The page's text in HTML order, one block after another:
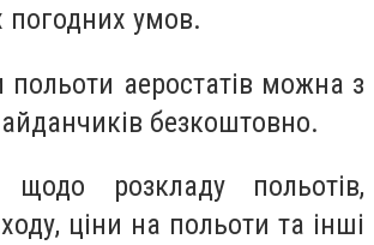
погодних умов.
польоти аеростатів можна з
безкоштовно.
щодо розкладу польотів,
ціни на польоти та інші